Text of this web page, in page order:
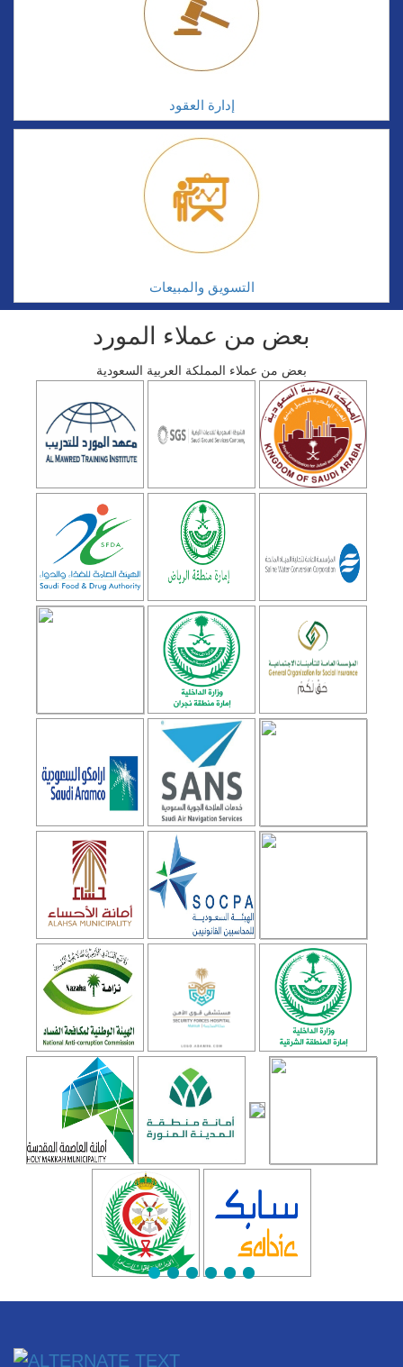
إدارة العقود
التسويق والمبيعات
بعض من عملاء المورد
بعض من عملاء المملكة العربية السعودية